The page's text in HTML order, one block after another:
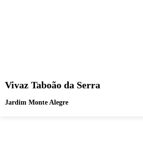
Vivaz Taboão da Serra
Jardim Monte Alegre